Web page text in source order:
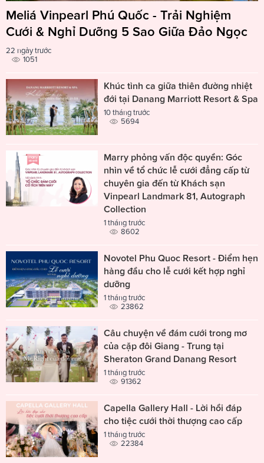
Meliá Vinpearl Phú Quốc - Trải Nghiệm
Cưới & Nghỉ Dưỡng 5 Sao Giữa Đảo Ngọc
22 ngày trước
1051
Khúc tình ca giữa thiên đường nhiệt
đới tại Danang Marriott Resort & Spa
10 tháng trước
5694
Marry phỏng vấn độc quyền: Góc
nhìn về tổ chức lễ cưới đẳng cấp từ
chuyên gia đến từ Khách sạn
Vinpearl Landmark 81, Autograph
Collection
1 tháng trước
8602
Novotel Phu Quoc Resort - Điểm hẹn
hàng đầu cho lễ cưới kết hợp nghỉ
dưỡng
1 tháng trước
23862
Câu chuyện về đám cưới trong mơ
của cặp đôi Giang - Trung tại
Sheraton Grand Danang Resort
1 tháng trước
91362
Capella Gallery Hall - Lời hồi đáp
cho tiệc cưới thời thượng cao cấp
1 tháng trước
22384